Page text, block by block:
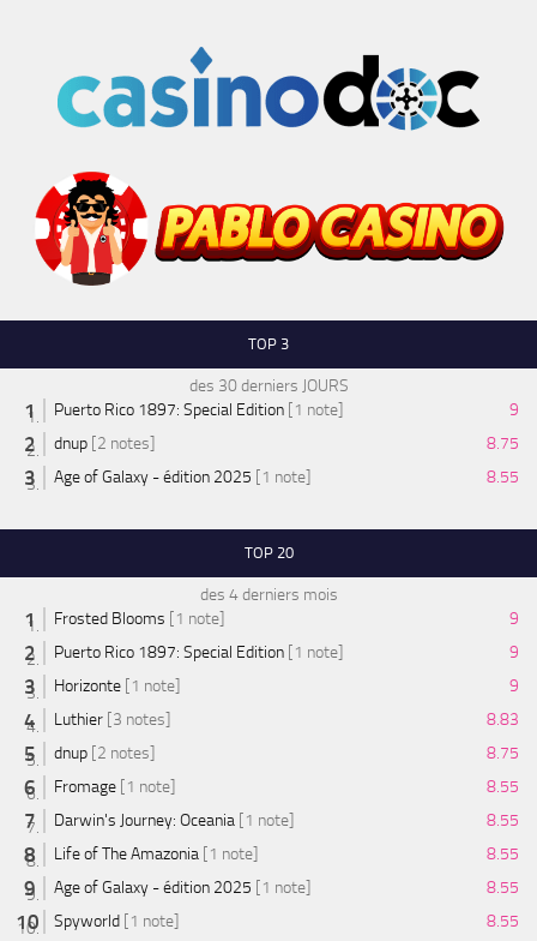
TOP 3
des 30 derniers JOURS
Puerto Rico 1897: Special Edition [1 note]
9
dnup [2 notes]
8.75
Age of Galaxy - édition 2025 [1 note] 8.55
TOP 20
des 4 derniers mois
Frosted Blooms [1 note]
9
Puerto Rico 1897: Special Edition [1 note]
9
Horizonte [1 note]
9
Luthier [3 notes]
8.83
dnup [2 notes]
8.75
Fromage [1 note]
8.55
Darwin's Journey: Oceania [1 note]
8.55
Life of The Amazonia [1 note]
8.55
Age of Galaxy - édition 2025 [1 note]
8.55
Spyworld [1 note]
8.55